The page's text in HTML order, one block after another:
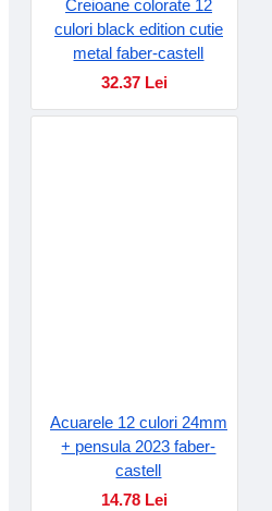
Creioane colorate 12
culori black edition cutie
metal faber-castell
32.37 Lei
Acuarele 12 culori 24mm
+ pensula 2023 faber-
castell
14.78 Lei